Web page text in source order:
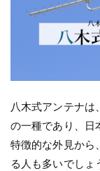
八木式アンテナは
の一種であり、日
特徴的な外見から
る人も多いでしょ